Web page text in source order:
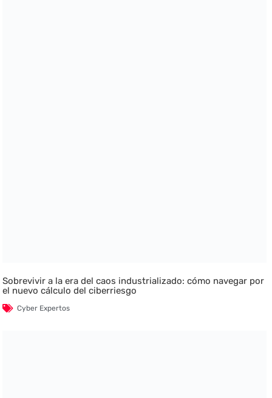
Sobrevivir a la era del caos industrializado: cómo navegar por
el nuevo cálculo del ciberriesgo
Cyber Expertos